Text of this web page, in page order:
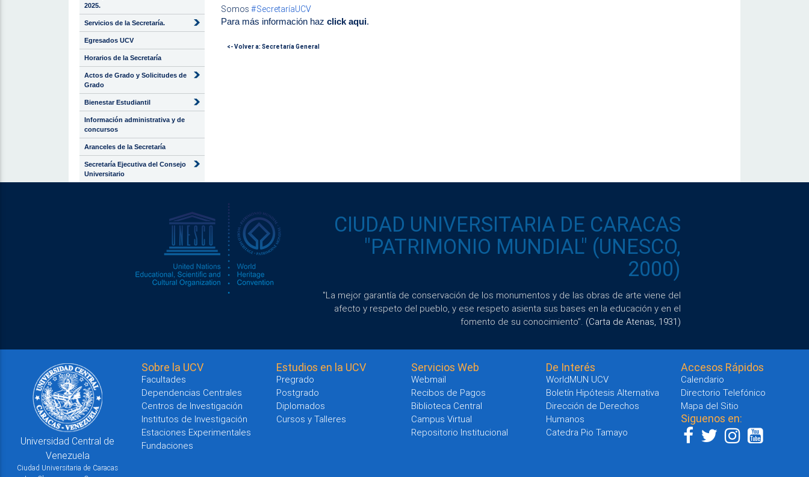
2025.
Servicios de la Secretaría.
Egresados UCV
Horarios de la Secretaría
Actos de Grado y Solicitudes de
Grado
Bienestar Estudiantil
Información administrativa y de
concursos
Aranceles de la Secretaría
Secretaría Ejecutiva del Consejo
Universitario
Somos #SecretaríaUCV
Para más información haz click aqui.
<- Volver a: Secretaría General
CIUDAD UNIVERSITARIA DE CARACAS
"PATRIMONIO MUNDIAL" (UNESCO,
2000)
"La mejor garantía de conservación de los monumentos y de las obras de arte viene del
afecto y respeto del pueblo, y ese respeto asienta sus bases en la educación y en el
fomento de su conocimiento". (Carta de Atenas, 1931)
Universidad Central de
Venezuela
Ciudad Universitaria de Caracas
Sobre la UCV
Facultades
Dependencias Centrales
Centros de Investigación
Institutos de Investigación
Estaciones Experimentales
Fundaciones
Estudios en la UCV
Pregrado
Postgrado
Diplomados
Cursos y Talleres
Servicios Web
Webmail
Recibos de Pagos
Biblioteca Central
Campus Virtual
Repositorio Institucional
De Interés
WorldMUN UCV
Boletín Hipótesis Alternativa
Dirección de Derechos
Humanos
Catedra Pio Tamayo
Accesos Rápidos
Calendario
Directorio Telefónico
Mapa del Sitio
Siguenos en: